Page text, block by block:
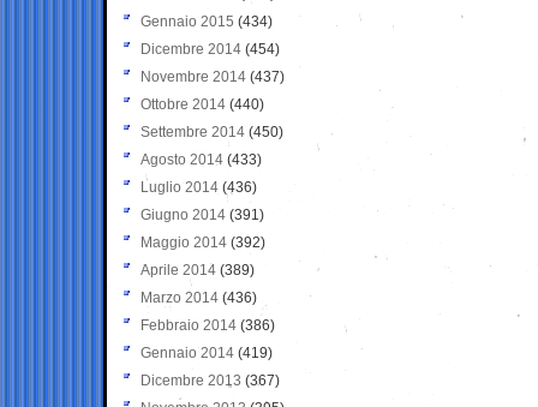
Gennaio 2015 (434)
Dicembre 2014 (454)
Novembre 2014 (437)
Ottobre 2014 (440)
Settembre 2014 (450)
Agosto 2014 (433)
Luglio 2014 (436)
Giugno 2014 (391)
Maggio 2014 (392)
Aprile 2014 (389)
Marzo 2014 (436)
Febbraio 2014 (386)
Gennaio 2014 (419)
Dicembre 2013 (367)